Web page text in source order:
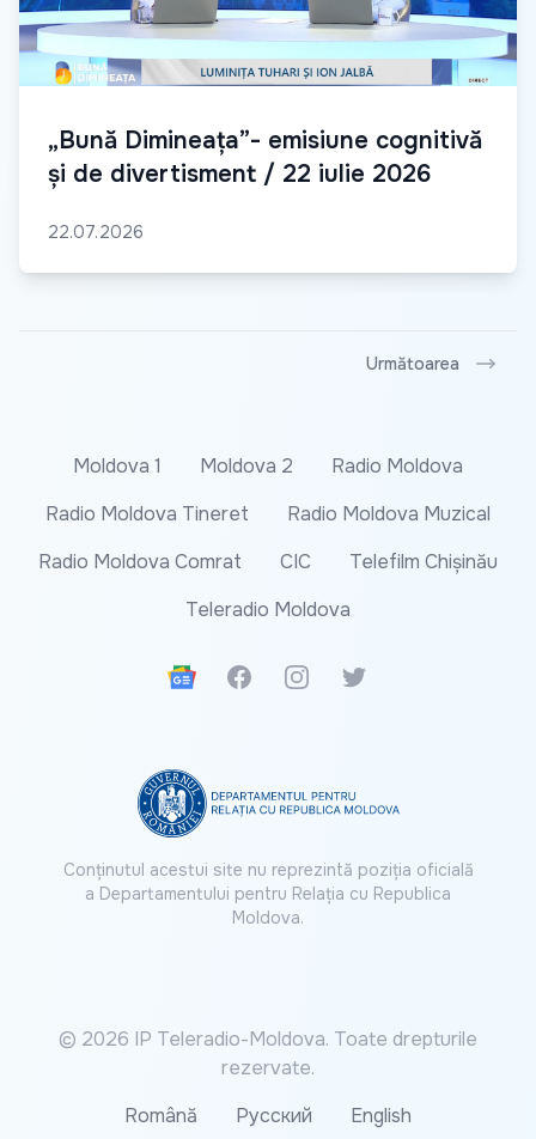
„Bună Dimineața”- emisiune cognitivă
și de divertisment / 22 iulie 2026
22.07.2026
Următoarea
Moldova 1 Moldova 2
Radio Moldova
Radio Moldova Tineret
Radio Moldova Muzical
Radio Moldova Comrat
CIC
Telefilm Chișinău
Teleradio Moldova
Google News
FacebookInstagramTwitter
Conținutul acestui site nu reprezintă poziția oficială
a Departamentului pentru Relația cu Republica
Moldova.
© 2026 IP Teleradio-Moldova. Toate drepturile
rezervate.
Română
Русский English